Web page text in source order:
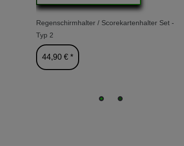
Regenschirmhalter / Scorekartenhalter Set -
Typ 2
44,90 € *